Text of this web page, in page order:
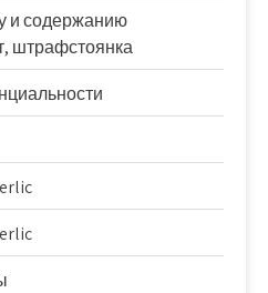
и содержанию
штрафстоянка